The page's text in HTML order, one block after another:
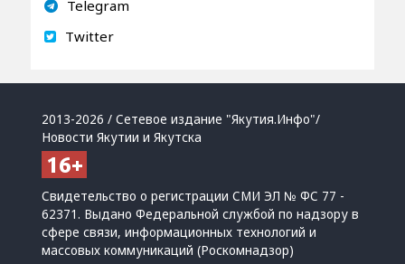
Telegram
Twitter
2013-2026 / Сетевое издание "Якутия.Инфо"/
Новости Якутии и Якутска
Свидетельство о регистрации СМИ ЭЛ № ФС 77 -
62371. Выдано Федеральной службой по надзору в
сфере связи, информационных технологий и
массовых коммуникаций (Роскомнадзор)